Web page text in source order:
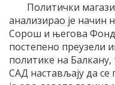
Политички
анализирао је начин
Сорош и његова
постепено преузели
политике на
САД настављају да се